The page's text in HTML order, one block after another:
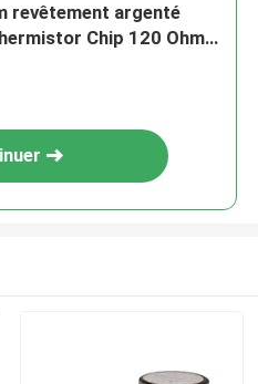
revêtement argenté
Chip 120 Ohm